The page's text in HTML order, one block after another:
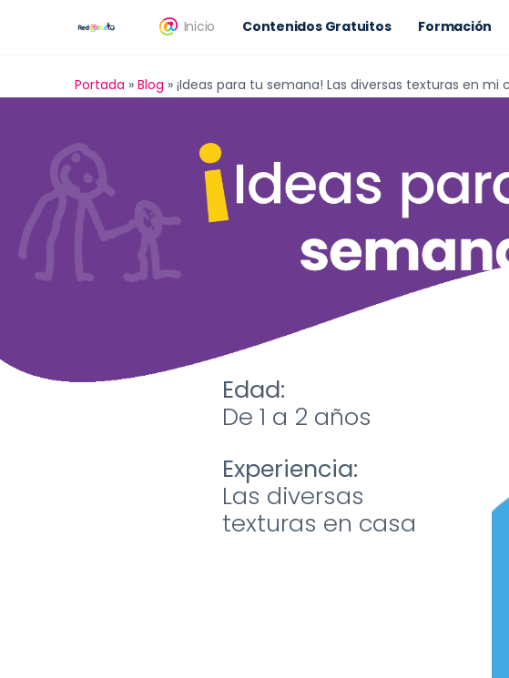
Inicio Contenidos Gratuitos Formación
Portada » Blog » ¡Ideas para tu semana! Las diversas texturas en mi
Edad:
De 1 a 2 años
Experiencia:
Las diversas
texturas en casa​